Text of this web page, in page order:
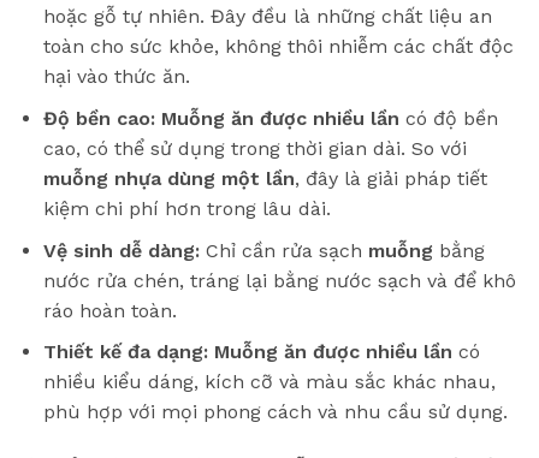
hoặc gỗ tự nhiên. Đây đều là những chất liệu an
toàn cho sức khỏe, không thôi nhiễm các chất độc
hại vào thức ăn.
Độ bền cao: Muỗng ăn được nhiều lần có độ bền
cao, có thể sử dụng trong thời gian dài. So với
muỗng nhựa dùng một lần, đây là giải pháp tiết
kiệm chi phí hơn trong lâu dài.
Vệ sinh dễ dàng:Chỉ cần rửa sạch muỗng bằng
nước rửa chén, tráng lại bằng nước sạch và để khô
ráo hoàn toàn.
Thiết kế đa dạng: Muỗng ăn được nhiều lần có
nhiều kiểu dáng, kích cỡ và màu sắc khác nhau,
phù hợp với mọi phong cách và nhu cầu sử dụng.